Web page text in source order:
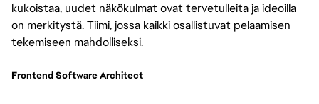
kukoistaa, uudet näkökulmat ovat tervetulleita ja ideoilla
on merkitystä. Tiimi, jossa kaikki osallistuvat pelaamisen
tekemiseen mahdolliseksi.
Frontend Software Architect